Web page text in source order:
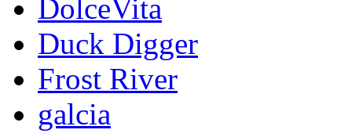
DolceVita
Duck Digger
Frost River
galcia